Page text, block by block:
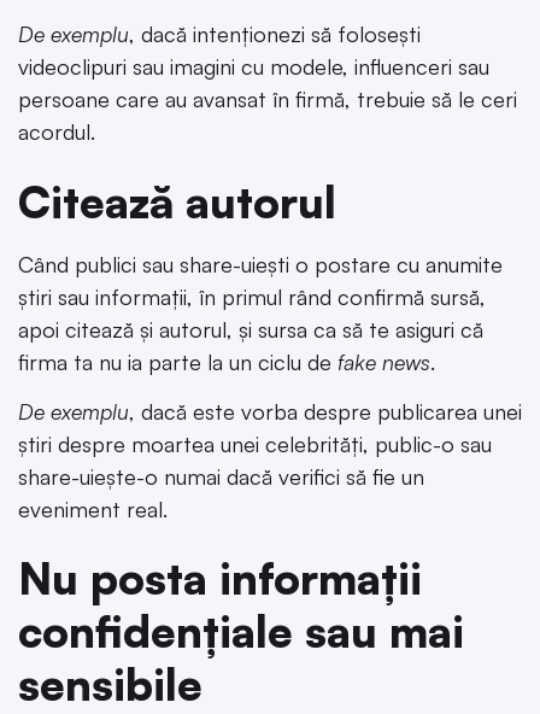
De exemplu, dacă intenționezi să folosești
videoclipuri sau imagini cu modele, influenceri sau
persoane care au avansat în firmă, trebuie să le ceri
acordul.
Citează autorul
Când publici sau share-uiești o postare cu anumite
știri sau informații, în primul rând confirmă sursă,
apoi citează și autorul, și sursa ca să te asiguri că
firma ta nu ia parte la un ciclu de fake news.
De exemplu, dacă este vorba despre publicarea unei
știri despre moartea unei celebrități, public-o sau
share-uiește-o numai dacă verifici să fie un
eveniment real.
Nu posta informații
confidențiale sau mai
sensibile